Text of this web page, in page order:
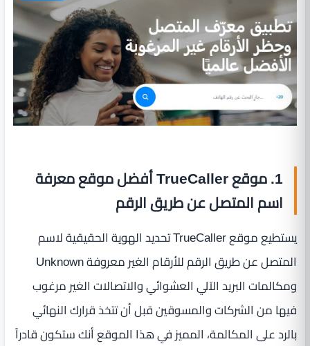
1. موقع TrueCaller أفضل موقع معرفة
اسم المتصل عن طريق الرقم
يستطيع موقع TrueCaller تحديد الهوية الحقيقية لاسم
المتصل عن طريق الرقم للأرقام الغير معروفة Unknown
ومكالمات البريد الآلي العشوائي والاتصالات الغير مرغوب
فيها من الشركات والمسوقين قبل أن تتخذ قرارك النهائي
بالرد على المكالمة، المميز في هذا الموقع أنك ستكون قادراً